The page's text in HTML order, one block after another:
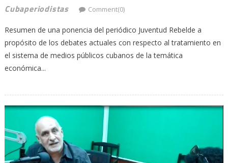
Cubaperiodistas
Comment(0)
Resumen de una ponencia del periódico Juventud Rebelde a
propósito de los debates actuales con respecto al tratamiento en
el sistema de medios públicos cubanos de la temática
económica...